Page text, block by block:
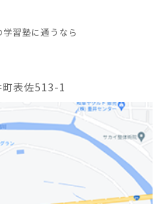
習塾に通うなら
表佐513-1